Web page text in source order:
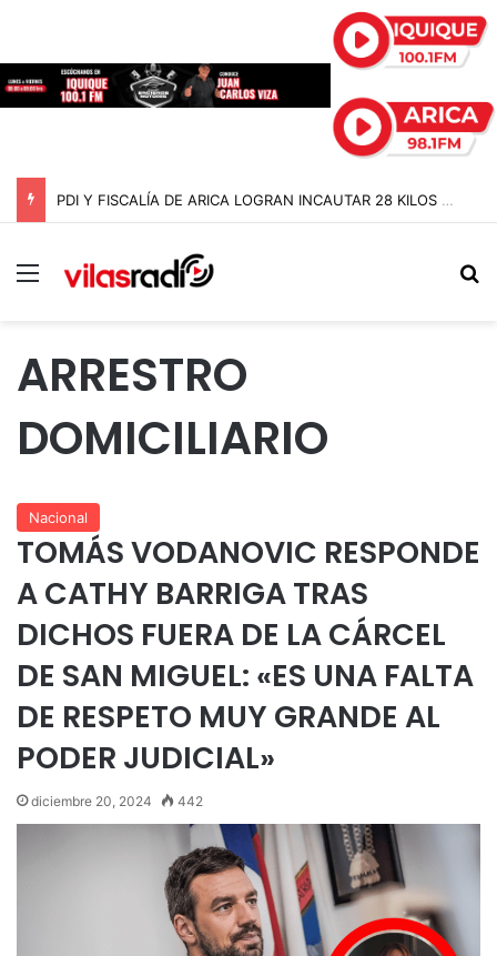
PDI Y FISCALÍA DE ARICA LOGRAN INCAUTAR 28 KILOS DE MARIHUANA OCULTOS EN UN CAMIÓN DE ALTO TONELAJE EN CHUNGARÁ
Menú
ARRESTRO
DOMICILIARIO
Nacional
TOMÁS VODANOVIC RESPONDE
A CATHY BARRIGA TRAS
DICHOS FUERA DE LA CÁRCEL
DE SAN MIGUEL: «ES UNA FALTA
DE RESPETO MUY GRANDE AL
PODER JUDICIAL»
diciembre 20, 2024 442